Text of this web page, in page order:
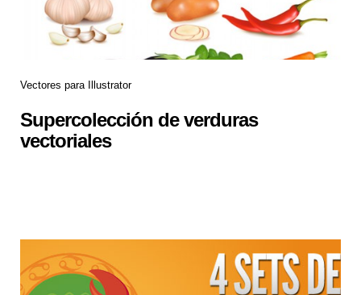
Vectores para Illustrator
Supercolección de verduras
vectoriales